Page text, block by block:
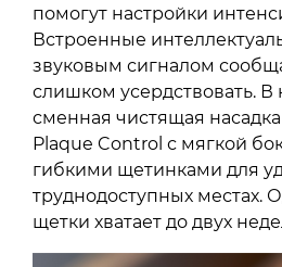
помогут настройки
Встроенные
звуковым сигналом
слишком усердствовать.
сменная чистящая
Plaque Control с мягкой
гибкими щетинками для
труднодоступных местах.
щетки хватает до двух